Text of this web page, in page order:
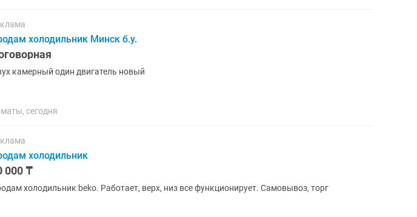
холодильник Минск б.у.
камерный один двигатель новый
сегодня
холодильник
000 ₸
холодильник beko. Работает, верх, низ все функционирует. Самовывоз, торг